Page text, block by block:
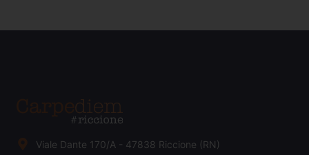
Viale Dante 170/A - 47838 Riccione (RN)